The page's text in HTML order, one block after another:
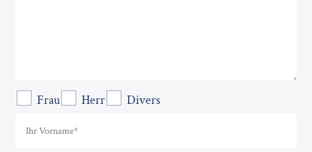
Frau Herr Divers